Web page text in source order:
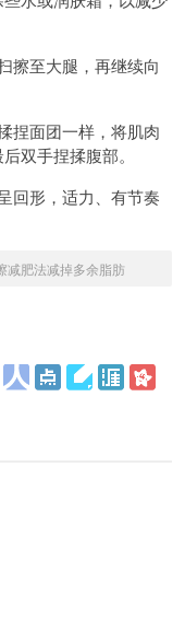
至大腿，再继续向
面团一样，将肌肉
双手捏揉腹部。
形，适力、有节奏
减肥法减掉多余脂肪